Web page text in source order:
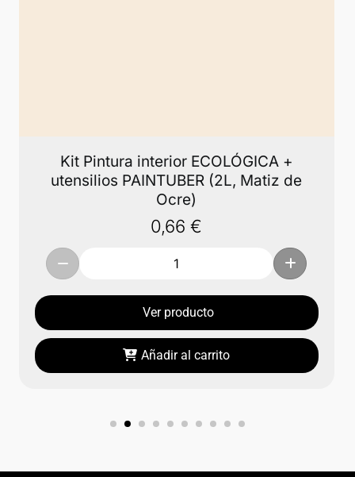
Kit Pintura interior ECOLÓGICA +
utensilios PAINTUBER (2L, Matiz de
Ocre)
0,66€
Ver producto
Añadir al carrito